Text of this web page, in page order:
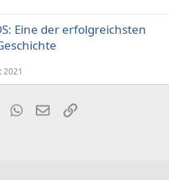
e
Eine der erfolgreichsten
2021
WhatsApp
E-MailLink